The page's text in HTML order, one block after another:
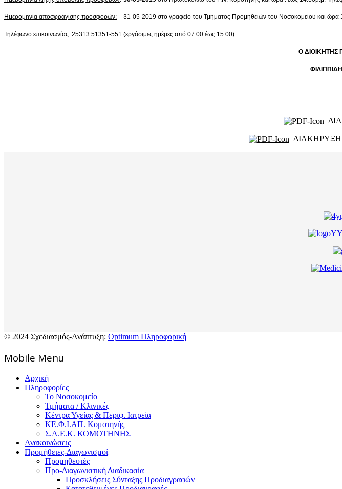
Ημερομηνία αποσφράγισης προσφορών: 31-05-2019 στο γραφείο του Τμήματος Προμηθειών του Νοσοκομείου και ώρα
Τηλέφωνο επικοινωνίας: 25313 51351-551 (εργάσιμες ημέρες από 07:00 έως 15:00).
Ο
ΔΙΑΚΗΡΥΞΗ
© 2024 Σχεδιασμός-Ανάπτυξη: Optimum Πληροφορική
Mοbile Menu
Αρχική
Πληροφορίες
Το Νοσοκομείο
Τμήματα / Κλινικές
Κέντρα Υγείας & Περιφ. Ιατρεία
ΚΕ.Φ.Ι.ΑΠ. Κομοτηνής
Σ.Α.Ε.Κ. ΚΟΜΟΤΗΝΗΣ
Ανακοινώσεις
Προμήθειες-Διαγωνισμοί
Προμηθευτές
Προ-Διαγωνιστική Διαδικασία
Προσκλήσεις Σύνταξης Προδιαγραφών